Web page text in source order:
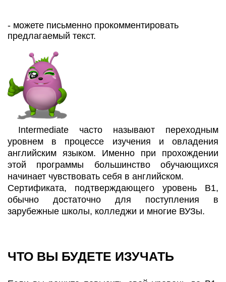
- можете письменно прокомментировать
предлагаемый текст.
Intermediate часто называют переходным
уровнем в процессе изучения и овладения
английским языком. Именно при прохождении
этой программы большинство обучающихся
начинает чувствовать себя в английском.
Сертификата, подтверждающего уровень В1,
обычно достаточно для поступления в
зарубежные школы, колледжи и многие ВУЗы.
ЧТО ВЫ БУДЕТЕ ИЗУЧАТЬ